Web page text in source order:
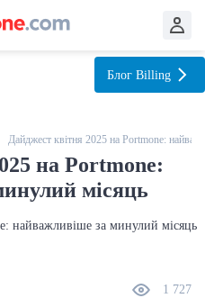
Блог Billing
Дайджест квітня 2025 на Portmone:
на Portmone:
місяць
1 727